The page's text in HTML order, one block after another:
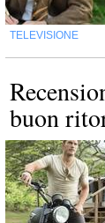
TELEVISIONE
buon